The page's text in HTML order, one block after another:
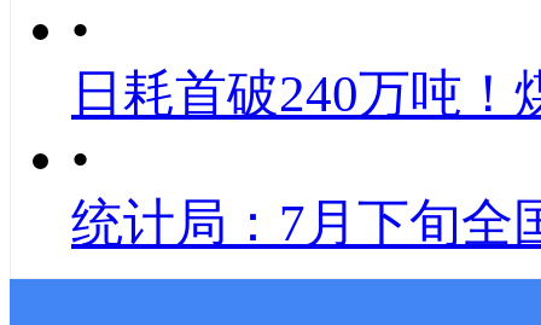
•
日耗首破240万吨！
•
统计局：7月下旬全